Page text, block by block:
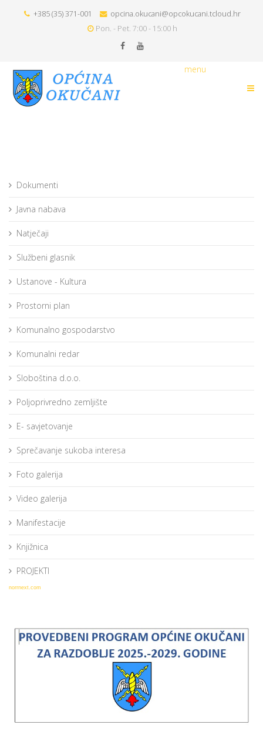
+385 (35) 371-001
opcina.okucani@opcokucani.tcloud.hr
Pon. - Pet. 7:00 - 15:00 h
menu
Dokumenti
Javna nabava
Natječaji
Službeni glasnik
Ustanove - Kultura
Prostorni plan
Komunalno gospodarstvo
Komunalni redar
Sloboština d.o.o.
Poljoprivredno zemljište
E- savjetovanje
Sprečavanje sukoba interesa
Foto galerija
Video galerija
Manifestacije
Knjižnica
PROJEKTI
norrnext.com